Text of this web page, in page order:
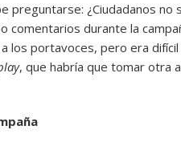
preguntarse: ¿Ciudadanos no
comentarios durante la
los portavoces, pero era
, que habría que tomar otra